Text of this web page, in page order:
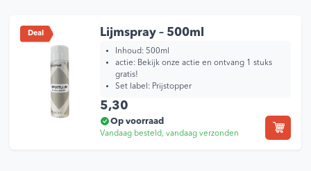
Deal Lijmspray – 500ml
Inhoud: 500ml
actie: Bekijk onze actie en ontvang 1 stuks
gratis!
Set label: Prijstopper
5,30
Op voorraad
Vandaag besteld, vandaag verzonden